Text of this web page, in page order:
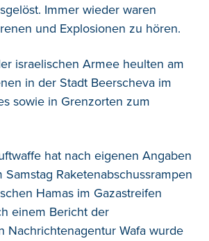
Immer wieder waren
und Explosionen zu hören.
israelischen Armee heulten am
in der Stadt Beerscheva im
sowie in Grenzorten zum
hat nach eigenen Angaben
Raketenabschussrampen
Hamas im Gazastreifen
einem Bericht der
Nachrichtenagentur Wafa wurde